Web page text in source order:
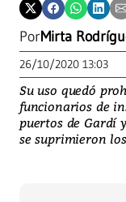
PorMirta
26/10/2020 13:03
Su uso quedó
funcionarios de
puertos de Gardí
se suprimieron